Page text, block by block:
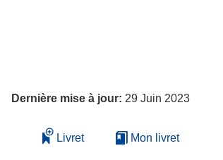
Dernière mise à jour: 29 Juin 2023
Livret Mon livret